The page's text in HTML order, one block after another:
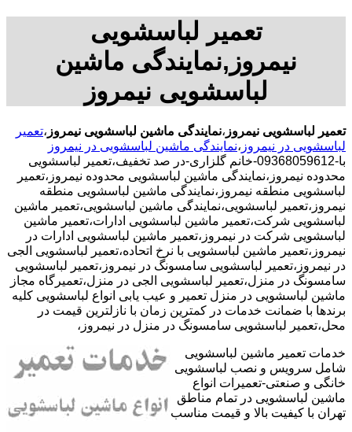
تعمیر لباسشویی
نیمروز,نمایندگی ماشین
لباسشویی نیمروز
تعمیر لباسشویی نیمروز ،نمایندگی ماشین لباسشویی نیمروز ،تعمیر
لباسشویی در نیمروز ،نمایندگی ماشین لباسشویی در نیمروز
با-09368059612-خانم گلزاری-در صد تخفیف،تعمیر لباسشویی
محدوده نیمروز،نمایندگی ماشین لباسشویی محدوده نیمروز،تعمیر
لباسشویی منطقه نیمروز،نمایندگی ماشین لباسشویی منطقه
نیمروز،تعمیر لباسشویی،نمایندگی ماشین لباسشویی،تعمیر ماشین
لباسشویی شرکت،تعمیر ماشین لباسشویی ادارات،تعمیر ماشین
لباسشویی شرکت در نیمروز،تعمیر ماشین لباسشویی ادارات در
نیمروز،تعمیر ماشین لباسشویی با نرخ اتحاده،تعمیر لباسشویی الجی
در نیمروز،تعمیر لباسشویی سامسونگ در نیمروز،تعمیر لباسشویی
سامسونگ در منزل،تعمیر لباسشویی الجی در منزل،تعمیرگاه مجاز
ماشین لباسشویی در منزل تعمیر و عیب یابی انواع لباسشویی کلیه
برندها با ضمانت خدمات در کمترین زمان با نازلترین قیمت در
محل،تعمیر لباسشویی سامسونگ در منزل در نیمروز،
خدمات تعمیر ماشین لباسشویی
شامل سرویس و نصب لباسشویی
خانگی و صنعتی-تعمیرات انواع
ماشین لباسشویی در تمام مناطق
تهران با کیفیت بالا و قیمت مناسب